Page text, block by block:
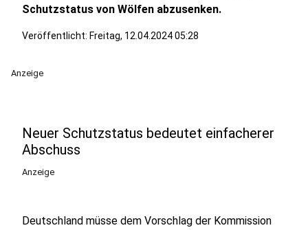
Schutzstatus von Wölfen abzusenken.
Veröffentlicht: Freitag, 12.04.2024 05:28
Anzeige
Neuer Schutzstatus bedeutet einfacherer
Abschuss
Anzeige
Deutschland müsse dem Vorschlag der Kommission